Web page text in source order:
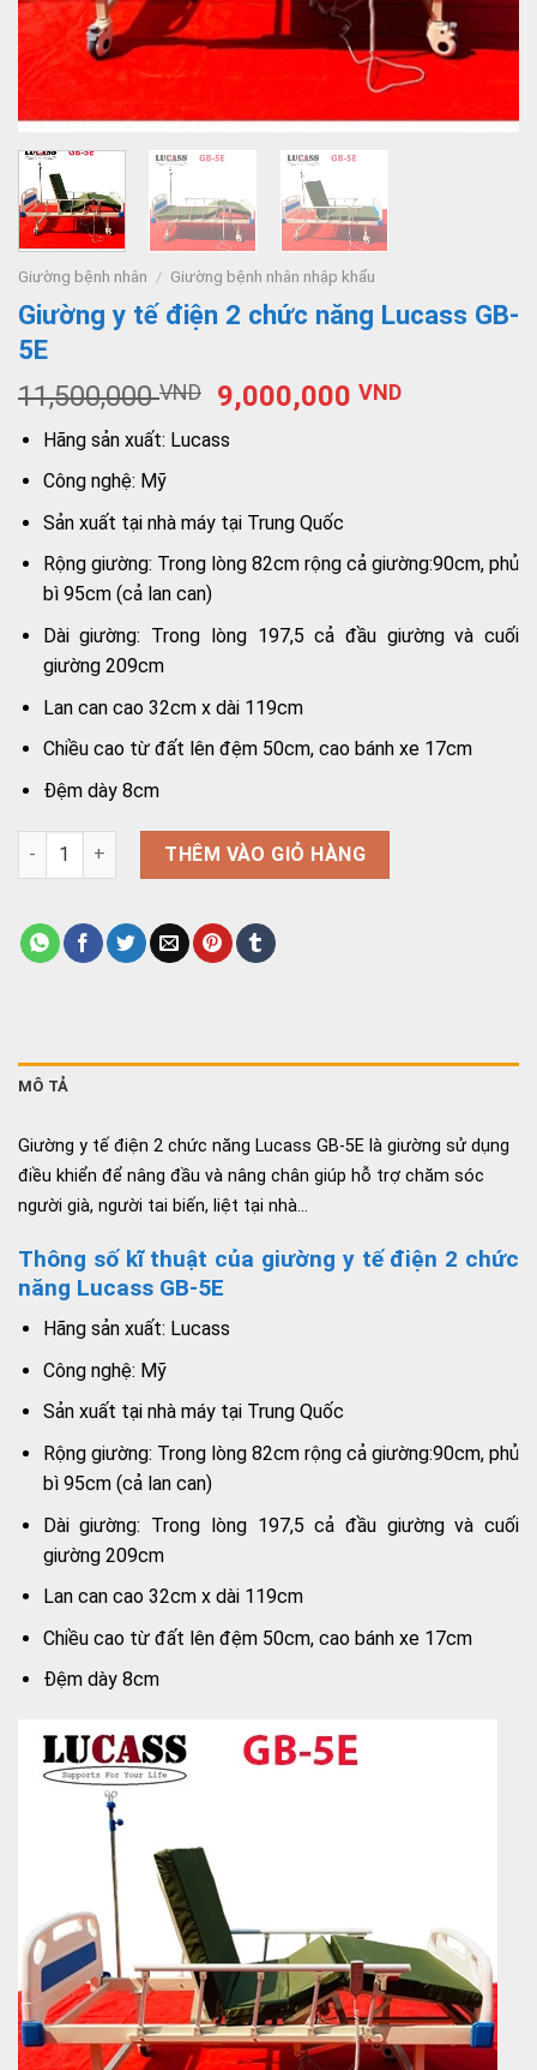
Giường bệnh nhân / Giường bệnh nhân nhập khẩu
Giường y tế điện 2 chức năng Lucass GB-
5E
11,500,000VND 9,000,000VND
Hãng sản xuất: Lucass
Công nghệ: Mỹ
Sản xuất tại nhà máy tại Trung Quốc
Rộng giường: Trong lòng 82cm rộng cả giường:90cm, phủ
bì 95cm (cả lan can)
Dài giường: Trong lòng 197,5 cả đầu giường và cuối
giường 209cm
Lan can cao 32cm x dài 119cm
Chiều cao từ đất lên đệm 50cm, cao bánh xe 17cm
Đệm dày 8cm
Giường y tế điện 2 chức năng Lucass GB-5E số lượng
THÊM VÀO GIỎ HÀNG
MÔ TẢ
Giường y tế điện 2 chức năng Lucass GB-5E là giường sử dụng
điều khiển để nâng đầu và nâng chân giúp hỗ trợ chăm sóc
người già, người tai biến, liệt tại nhà…
Thông số kĩ thuật của giường y tế điện 2 chức
năng Lucass GB-5E
Hãng sản xuất: Lucass
Công nghệ: Mỹ
Sản xuất tại nhà máy tại Trung Quốc
Rộng giường: Trong lòng 82cm rộng cả giường:90cm, phủ
bì 95cm (cả lan can)
Dài giường: Trong lòng 197,5 cả đầu giường và cuối
giường 209cm
Lan can cao 32cm x dài 119cm
Chiều cao từ đất lên đệm 50cm, cao bánh xe 17cm
Đệm dày 8cm